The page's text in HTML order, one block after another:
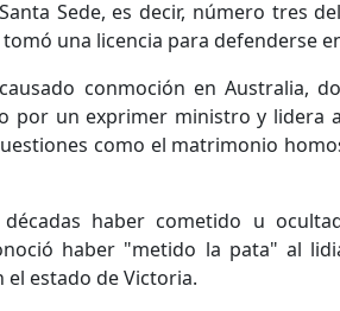
Sede, es decir, número tres
una licencia para defenderse
conmoción en Australia,
por un exprimer ministro y lidera
como el matrimonio
haber cometido u
haber "metido la pata" al
el estado de Victoria.